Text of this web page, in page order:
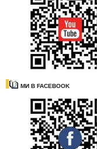
МИ В FACEBOOK